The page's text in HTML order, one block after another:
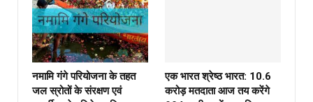
नमामि गंगे परियोजना के तहत
जल स्रोतों के संरक्षण एवं
एक भारत श्रेष्ठ भारत: 10.6
करोड़ मतदाता आज तय करेंगे